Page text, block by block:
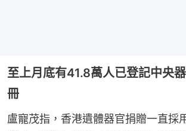
至上月底有41.8萬人已登記中央
冊
盧寵茂指，香港遺體器官捐贈一直採